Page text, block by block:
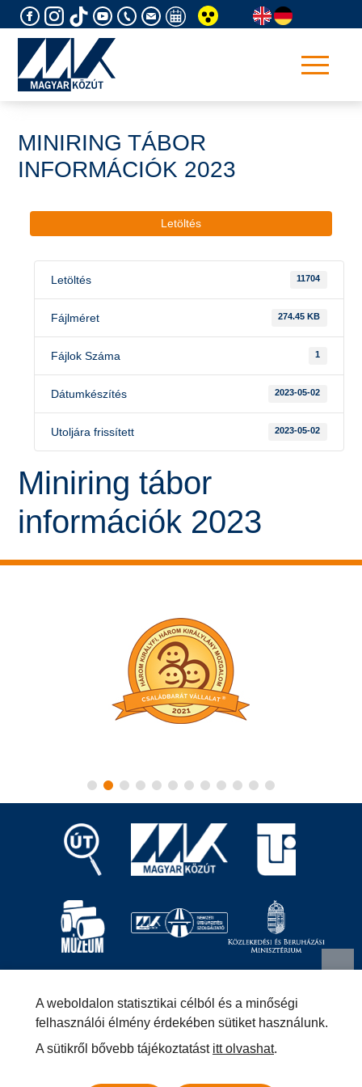
to
MINIRING TÁBOR
INFORMÁCIÓK 2023
Letöltés
Letöltés 11704
Fájlméret 274.45 KB
Fájlok Száma 1
Dátumkészítés 2023-05-02
Utoljára frissített 2023-05-02
Miniring tábor
információk 2023
1024 Budapest, Fényes
Elek utca 7-13.
+36 (1) 819-9000 info@kozut.hu
MKNZRT (KRID: 153207128) Hivatali Kapu
A weboldalon statisztikai célból és a minőségi
felhasználói élmény érdekében sütiket használunk.
A sütikről bővebb tájékoztatást itt olvashat.